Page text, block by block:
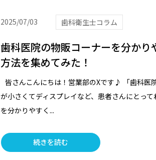
2025/07/03 歯科衛生士コラム
歯科医院の物販コーナーを分か
方法を集めてみた！
皆さんこんにちは！営業部のXです♪ 「歯科医
が小さくてディスプレイなど、患者さんにとっ
を分かりやすく...
続きを読む